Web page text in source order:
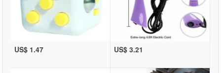
US$ 1.47 US$ 3.21